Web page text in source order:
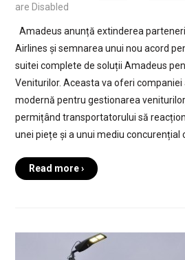
are Disabled
Amadeus anunță extinderea
Airlines și semnarea unui nou acord
suitei complete de soluții Amadeus
Veniturilor. Aceasta va oferi
modernă pentru gestionarea
permițând transportatorului să
unei piețe și a unui mediu concurențial
Read more ›